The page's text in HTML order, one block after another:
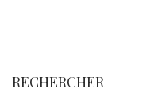
RECHERCHER